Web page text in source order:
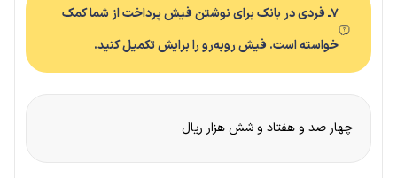
۷ـ فردی در بانک برای نوشتن فیش پرداخت از شما کمک
خواسته است. فیش روبه‌رو را برایش تکمیل کنید.
چهار صد و هفتاد و شش هزار ریال